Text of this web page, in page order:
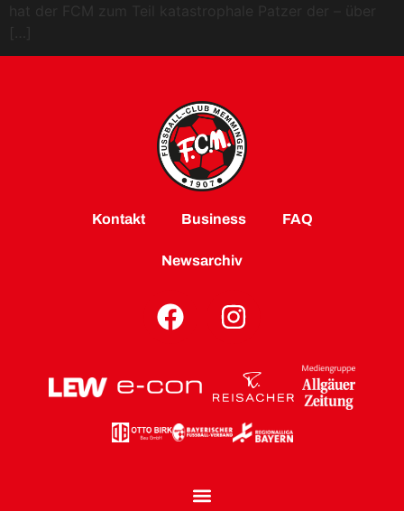
hat der FCM zum Teil katastrophale Patzer der – über
Kontakt Business FAQ
Newsarchiv